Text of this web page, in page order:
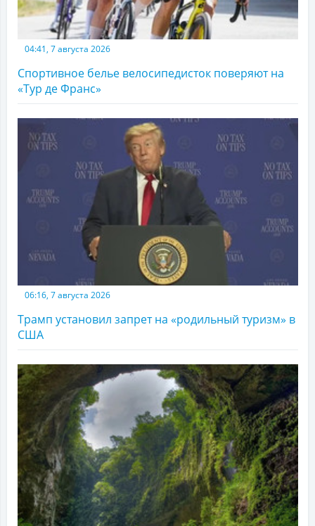
04:41, 7 августа 2026
Спортивное белье велосипедисток поверяют на
«Тур де Франс»
06:16, 7 августа 2026
Трамп установил запрет на «родильный туризм» в
США